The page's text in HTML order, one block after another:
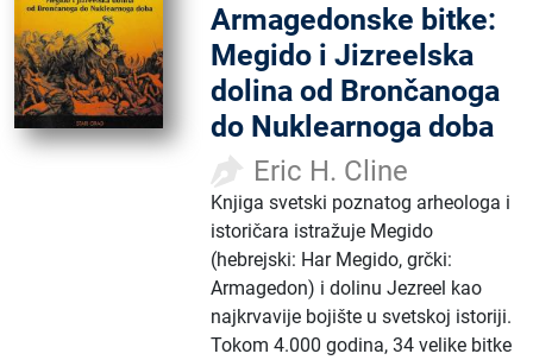
Armagedonske bitke:
Megido i Jizreelska
dolina od Brončanoga
do Nuklearnoga doba
Eric H. Cline
Knjiga svetski poznatog arheologa i
istoričara istražuje Megido
(hebrejski: Har Megido, grčki:
Armagedon) i dolinu Jezreel kao
najkrvavije bojište u svetskoj istoriji.
Tokom 4.000 godina, 34 velike bitke